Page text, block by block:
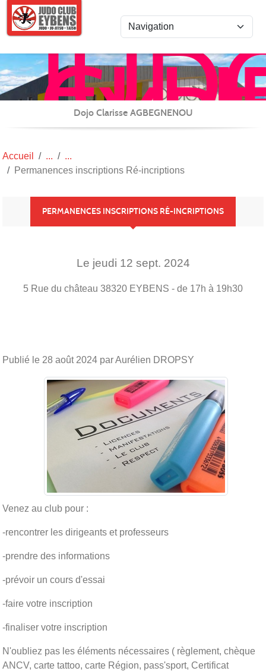
JU-
/
et
Dojo Clarisse AGBEGNENOU
Accueil
Permanences inscriptions Ré-incriptions
PERMANENCES INSCRIPTIONS RÉ-INCRIPTIONS
Le jeudi 12 sept. 2024
5 Rue du château 38320 EYBENS - de 17h à 19h30
Publié le 28 août 2024 par Aurélien DROPSY
Venez au club pour :
-rencontrer les dirigeants et professeurs
-prendre des informations
-prévoir un cours d'essai
-faire votre inscription
-finaliser votre inscription
N'oubliez pas les éléments nécessaires ( règlement, chèque
ANCV, carte tattoo, carte Région, pass'sport, Certificat
Panneau de gestion des cookies